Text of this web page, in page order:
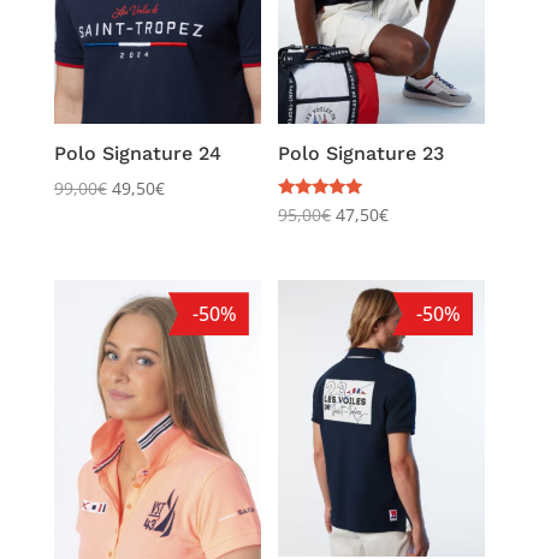
Polo Signature 24
99,00€ 49,50€
Polo Signature 23
Note
5.00
95,00€ 47,50€
-50% -50%